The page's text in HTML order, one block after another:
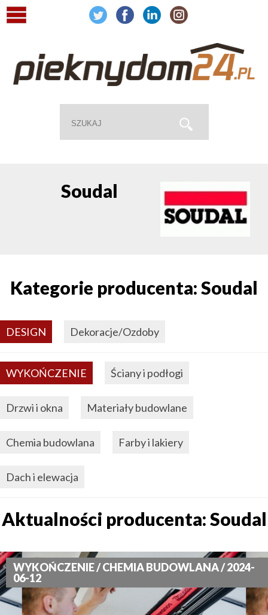
Soudal
Kategorie producenta: Soudal
DESIGN Dekoracje/Ozdoby
WYKOŃCZENIE Ściany i podłogi
Drzwi i okna Materiały budowlane
Chemia budowlana Farby i lakiery
Dach i elewacja
Aktualności producenta: Soudal
WYKOŃCZENIE / CHEMIA BUDOWLANA / 2024-
06-12